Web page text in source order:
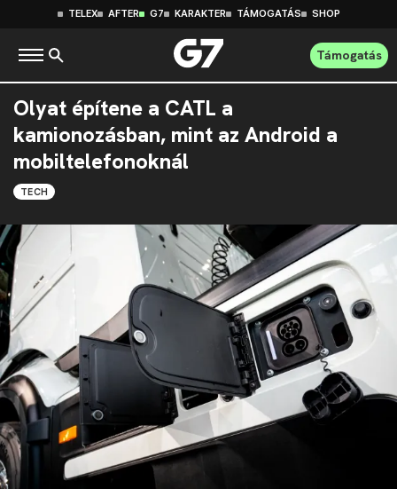
TELEX AFTER G7 KARAKTER TÁMOGATÁS SHOP
Támogatás
Olyat építene a CATL a
kamionozásban, mint az Android a
mobiltelefonoknál
TECH